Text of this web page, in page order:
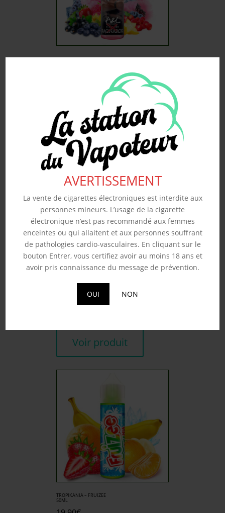
AVERTISSEMENT
La vente de cigarettes électroniques est interdite aux
personnes mineurs. L’usage de la cigarette
électronique n’est pas recommandé aux femmes
enceintes ou qui allaitent et aux personnes souffrant
de pathologies cardio-vasculaires. En cliquant sur le
bouton Entrer, vous certifiez avoir au moins 18 ans et
avoir pris connaissance du message de prévention.
OUI NON
Souhaits
Voir produit
Voir produit
TROPIKANIA – FRUIZEE
50ML